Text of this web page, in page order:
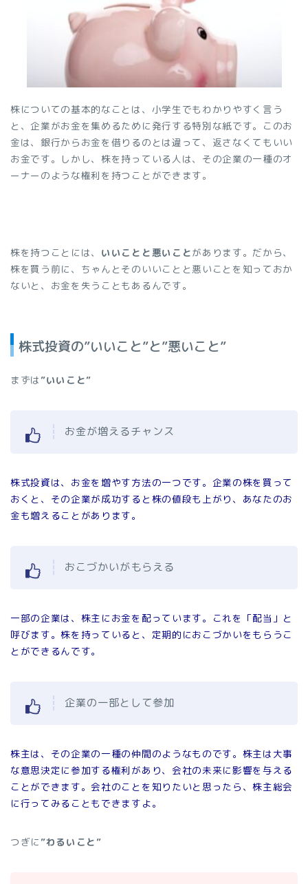
株についての基本的なことは、小学生でもわかりやすく言う
と、企業がお金を集めるために発行する特別な紙です。このお
金は、銀行からお金を借りるのとは違って、返さなくてもいい
お金です。しかし、株を持っている人は、その企業の一種のオ
ーナーのような権利を持つことができます。
株を持つことには、 いいことと悪いことがあります。だから、
株を買う前に、ちゃんとそのいいことと悪いことを知っておか
ないと、お金を失うこともあるんです。
株式投資の”いいこと”と”悪いこと”
まずは ”いいこと”
お金が増えるチャンス
株式投資は、お金を増やす方法の一つです。企業の株を買って
おくと、その企業が成功すると株の値段も上がり、あなたのお
金も増えることがあります。
おこづかいがもらえる
一部の企業は、株主にお金を配っています。これを「配当」と
呼びます。株を持っていると、定期的におこづかいをもらうこ
とができるんです。
企業の一部として参加
株主は、その企業の一種の仲間のようなものです。株主は大事
な意思決定に参加する権利があり、会社の未来に影響を与える
ことができます。会社のことを知りたいと思ったら、株主総会
に行ってみることもできますよ。
つぎに ”わるいこと”